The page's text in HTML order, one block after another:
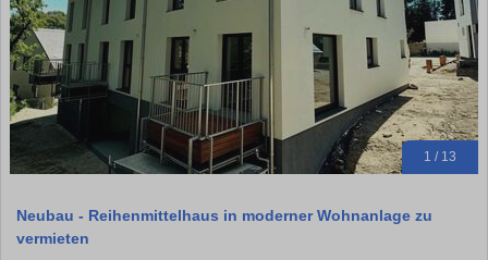
1 / 13
Neubau - Reihenmittelhaus in moderner Wohnanlage zu
vermieten